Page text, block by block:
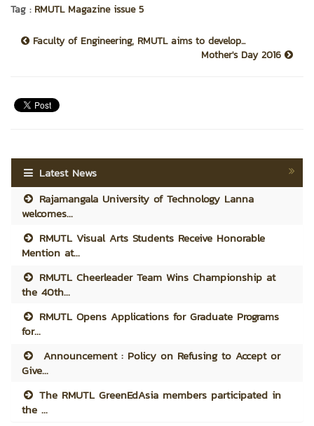
Tag : RMUTL Magazine issue 5
Faculty of Engineering, RMUTL aims to develop...
Mother's Day 2016
Latest News
Rajamangala University of Technology Lanna
welcomes...
RMUTL Visual Arts Students Receive Honorable
Mention at...
RMUTL Cheerleader Team Wins Championship at
the 40th...
RMUTL Opens Applications for Graduate Programs
for...
Announcement : Policy on Refusing to Accept or
Give...
The RMUTL GreenEdAsia members participated in
the ...